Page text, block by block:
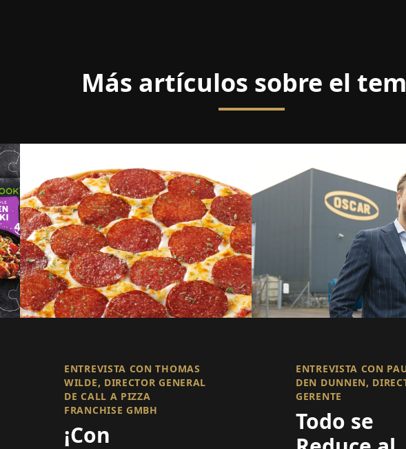
Más artículos sobre el
ENTREVISTA CON THOMAS
WILDE, DIRECTOR GENERAL
DE CALL A PIZZA
FRANCHISE GMBH
¡Con
ENTREVISTA CON
DEN DUNNEN,
GERENTE
Todo se